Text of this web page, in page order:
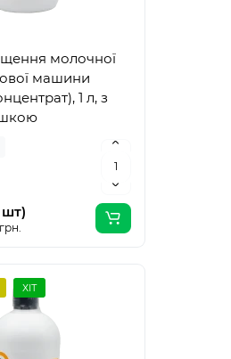
молочної
машини
1 л, з
шт)
ХІТ